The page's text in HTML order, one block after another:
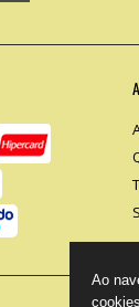
Ao